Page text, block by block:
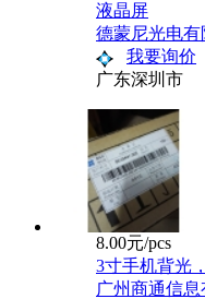
液晶屏
德蒙尼光电有
我要询价
广东深圳市
8.00元/pcs
3寸手机背光
广州商通信息